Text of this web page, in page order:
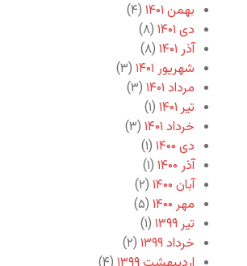
31. مقدمه بیداد - شجریان
32. یاد باد - شجریان
33. قاصدک - شجریان
34. جان جهان - شجریان
35. شب - شجریان
بهمن ۱۴۰۱
(۴)
دی ۱۴۰۱
(۸)
آذر ۱۴۰۱
(۸)
شهریور ۱۴۰۱
(۳)
مرداد ۱۴۰۱
(۳)
تیر ۱۴۰۱
(۱)
خرداد ۱۴۰۱
(۳)
دی ۱۴۰۰
(۱)
آذر ۱۴۰۰
(۱)
آبان ۱۴۰۰
(۲)
مهر ۱۴۰۰
(۵)
تیر ۱۳۹۹
(۱)
خرداد ۱۳۹۹
(۲)